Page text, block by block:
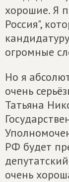
хорошие. Я
Россия",
огромные
Но я
очень
Татьяна
РФ будет
очень